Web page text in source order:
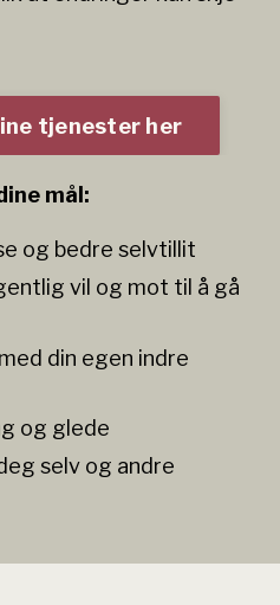
tjenester her
mål:
og bedre selvtillit
vil og mot til å gå
din egen indre
og glede
selv og andre